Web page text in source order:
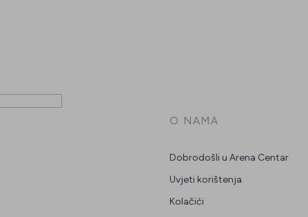
O NAMA
Dobrodošli u Arena Centar
Uvjeti korištenja
Kolačići